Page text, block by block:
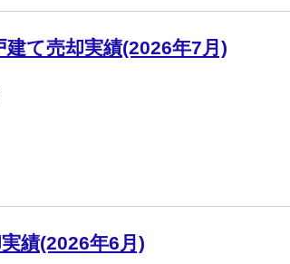
建て売却実績(2026年7月)
績(2026年6月)